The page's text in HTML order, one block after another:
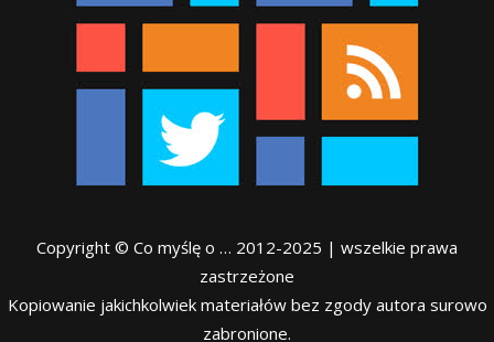
Copyright © Co myślę o … 2012-2025 | wszelkie prawa
zastrzeżone
Kopiowanie jakichkolwiek materiałów bez zgody autora surowo
zabronione.